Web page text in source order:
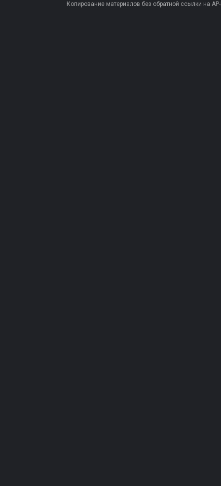
Копирование материалов без обратной ссылки на